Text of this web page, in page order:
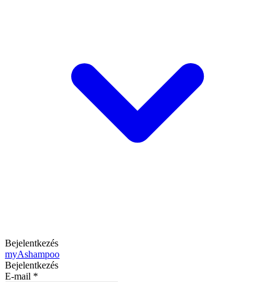
Bejelentkezés
myAshampoo
Bejelentkezés
E-mail *